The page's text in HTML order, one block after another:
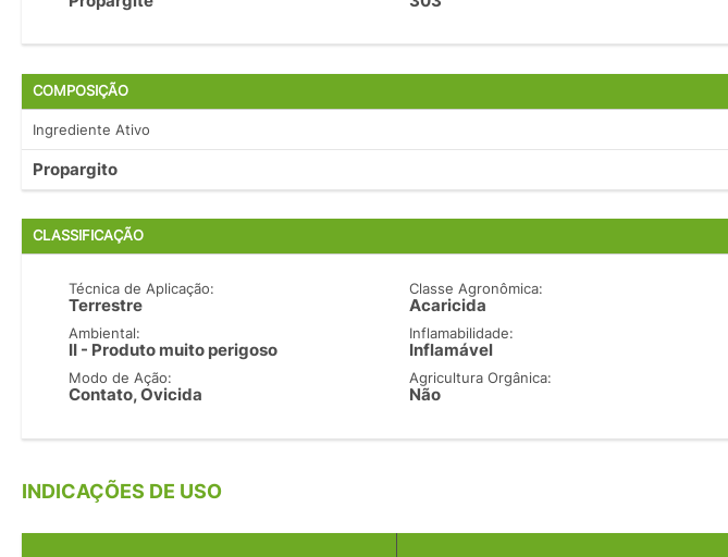
COMPOSIÇÃO
Ingrediente Ativo
Propargito
CLASSIFICAÇÃO
Técnica de Aplicação:
Terrestre
Classe Agronômica:
Acaricida
Ambiental:
II - Produto muito perigoso
Inflamabilidade:
Inflamável
Modo de Ação:
Contato, Ovicida
Agricultura Orgânica:
Não
INDICAÇÕES DE USO